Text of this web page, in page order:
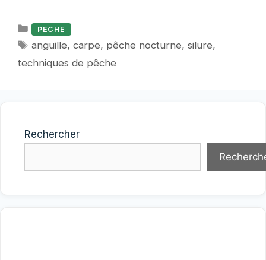
Catégories
PECHE
Étiquettes
anguille,carpe, pêche nocturne,silure,
techniques de pêche
Rechercher